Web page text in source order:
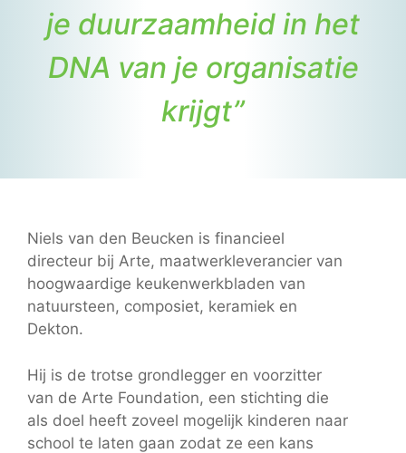
je duurzaamheid in het
DNA van je organisatie
krijgt”
Niels van den Beucken is financieel
directeur bij Arte, maatwerkleverancier van
hoogwaardige keukenwerkbladen van
natuursteen, composiet, keramiek en
Dekton.
Hij is de trotse grondlegger en voorzitter
van de Arte Foundation, een stichting die
als doel heeft zoveel mogelijk kinderen naar
school te laten gaan zodat ze een kans